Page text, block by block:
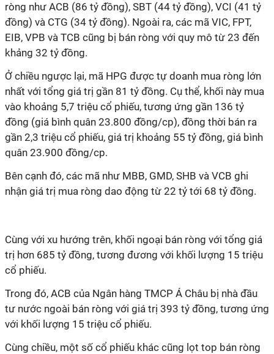
ròng như ACB (86 tỷ đồng), SBT (44 tỷ đồng), VCI (41 tỷ
đồng) và CTG (34 tỷ đồng). Ngoài ra, các mã VIC, FPT,
EIB, VPB và TCB cũng bị bán ròng với quy mô từ 23 đến
khảng 32 tỷ đồng.
Ở chiều ngược lại, mã HPG được tự doanh mua ròng lớn
nhất với tổng giá trị gần 81 tỷ đồng. Cụ thể, khối này mua
vào khoảng 5,7 triệu cổ phiếu, tương ứng gần 136 tỷ
đồng (giá bình quân 23.800 đồng/cp), đồng thời bán ra
gần 2,3 triệu cổ phiếu, giá trị khoảng 55 tỷ đồng, giá bình
quân 23.900 đồng/cp.
Bên cạnh đó, các mã như MBB, GMD, SHB và VCB ghi
nhận giá trị mua ròng dao động từ 22 tỷ tới 68 tỷ đồng.
Cùng với xu hướng trên, khối ngoại bán ròng với tổng giá
trị hơn 685 tỷ đồng, tương đương với khối lượng 15 triệu
cổ phiếu.
Trong đó, ACB của Ngân hàng TMCP Á Châu bị nhà đầu
tư nước ngoài bán ròng với giá trị 393 tỷ đồng, tương ứng
với khối lượng 15 triệu cổ phiếu.
Cùng chiều, một số cổ phiếu khác cũng lọt top bán ròng